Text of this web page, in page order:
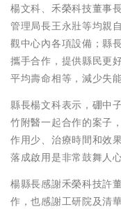
楊文科、禾榮科技董事
管理局長王永壯等均親
觀中心內各項設備；縣
攜手合作，提供縣民更
平均壽命相等，減少失
縣長楊文科表示，硼中
竹附醫一起合作的案子
作用少、治療時間和效
落成啟用是非常鼓舞人
楊縣長感謝禾榮科技許
作，也感謝工研院及清